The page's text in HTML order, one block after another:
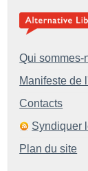
Qui sommes-
Manifeste de
Contacts
Syndiquer
Plan du site